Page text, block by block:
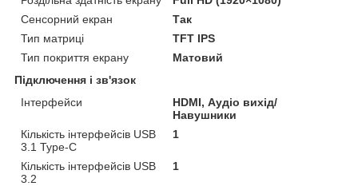
Сенсорний екран
Так
Тип матриці
TFT IPS
Тип покриття екрану
Матовий
Підключення і зв'язок
Інтерфейси
HDMI, Аудіо вихід/
Навушники
Кількість інтерфейсів USB
3.1 Type-C
1
Кількість інтерфейсів USB
3.2
1